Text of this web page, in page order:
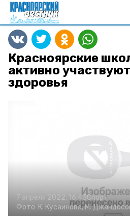
Красноярские
активно
здоровья
7 апреля 2022, 16:43Спорт
Фото: К. Кусаинова, М.